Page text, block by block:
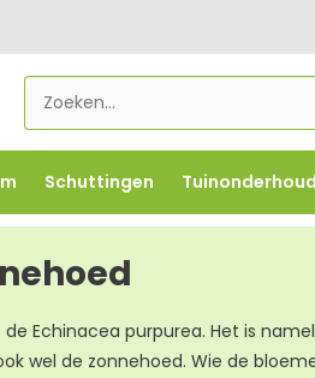
Schuttingen Tuinonderhoud
FLOWBO500 -7,5% vanaf €1000
Echinacea purpurea. Het is
wel de zonnehoed. Wie de